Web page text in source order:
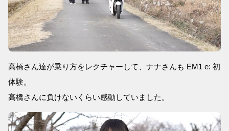
高橋さん達が乗り方をレクチャーして、ナナさんも EM1 e: 初
体験。
高橋さんに負けないくらい感動していました。